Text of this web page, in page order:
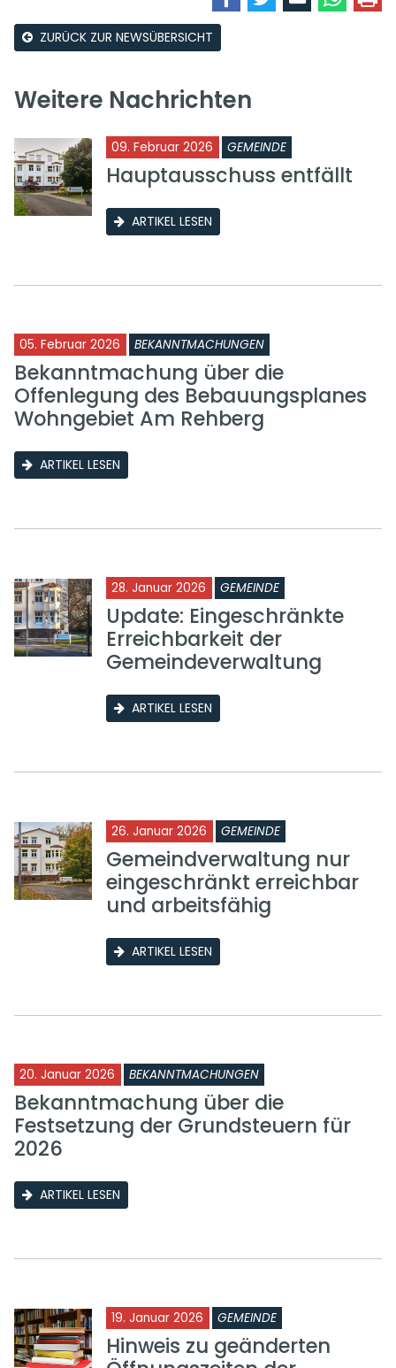
ZURÜCK ZUR NEWSÜBERSICHT
Weitere Nachrichten
09. Februar 2026 GEMEINDE
Hauptausschuss entfällt
ARTIKEL LESEN
05. Februar 2026 BEKANNTMACHUNGEN
Bekanntmachung über die
Offenlegung des Bebauungsplanes
Wohngebiet Am Rehberg
ARTIKEL LESEN
28. Januar 2026 GEMEINDE
Update: Eingeschränkte
Erreichbarkeit der
Gemeindeverwaltung
ARTIKEL LESEN
26. Januar 2026 GEMEINDE
Gemeindverwaltung nur
eingeschränkt erreichbar
und arbeitsfähig
ARTIKEL LESEN
20. Januar 2026 BEKANNTMACHUNGEN
Bekanntmachung über die
Festsetzung der Grundsteuern für
2026
ARTIKEL LESEN
19. Januar 2026 GEMEINDE
Hinweis zu geänderten